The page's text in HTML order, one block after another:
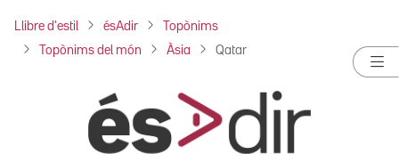
Llibre d'estil ésAdir Topònims
Topònims del món Àsia Qatar